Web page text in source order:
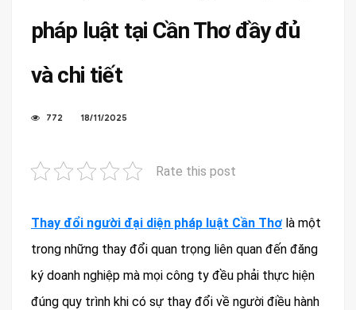
pháp luật tại Cần Thơ đầy đủ
và chi tiết
772 18/11/2025
Rate this post
Thay đổi người đại diện pháp luật Cần Thơ là một
trong những thay đổi quan trọng liên quan đến đăng
ký doanh nghiệp mà mọi công ty đều phải thực hiện
đúng quy trình khi có sự thay đổi về người điều hành